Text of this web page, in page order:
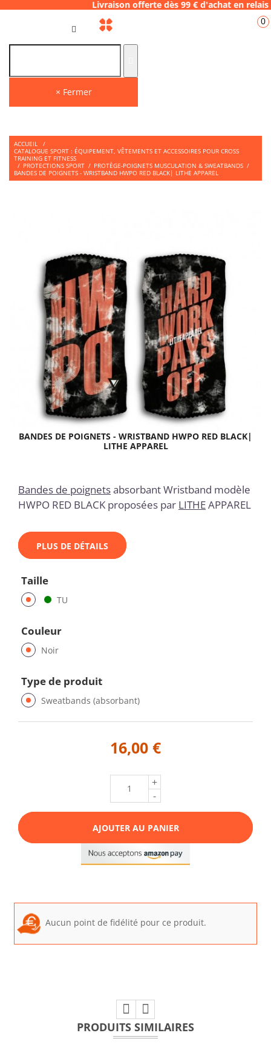
Livraison offerte dès 99 € d'achat en
× Fermer
0
ACCUEIL
/
CATALOGUE SPORT : ÉQUIPEMENT, VÊTEMENTS ET ACCESSOIRES POUR CROSS
TRAINING ET FITNESS
/ PROTECTIONS SPORT / PROTÈGE-POIGNETS MUSCULATION & SWEATBANDS /
BANDES DE POIGNETS - WRISTBAND HWPO RED BLACK| LITHE APPAREL
BANDES DE POIGNETS - WRISTBAND HWPO RED BLACK|
LITHE APPAREL
Bandes de poignetsabsorbant Wristband modèle
HWPO RED BLACK proposées par LITHEAPPAREL
PLUS DE DÉTAILS
Taille
TU
Couleur
Noir
Type de produit
Sweatbands (absorbant)
16,00 €
+
-
AJOUTER AU PANIER
Aucun point de fidélité pour ce produit.
PRODUITS SIMILAIRES